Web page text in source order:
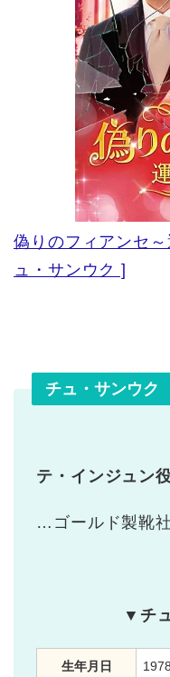
偽りのフィアンセ
ュ・サンウク ]
チュ・サンウク
テ・インジュン
…ゴールド製靴
▼チ
生年月日